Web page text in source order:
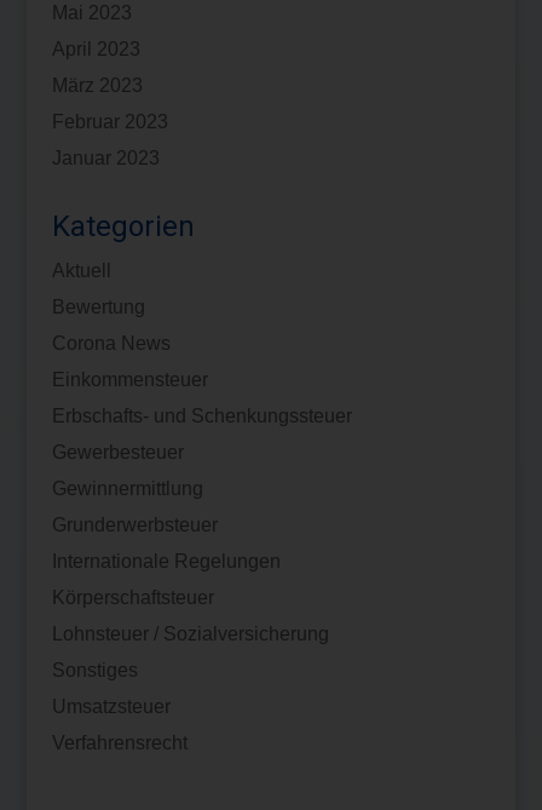
Mai 2023
April 2023
März 2023
Februar 2023
Januar 2023
Kategorien
Aktuell
Bewertung
Corona News
Einkommensteuer
Erbschafts- und Schenkungssteuer
Gewerbesteuer
Gewinnermittlung
Grunderwerbsteuer
Internationale Regelungen
Körperschaftsteuer
Lohnsteuer / Sozialversicherung
Sonstiges
Umsatzsteuer
Verfahrensrecht